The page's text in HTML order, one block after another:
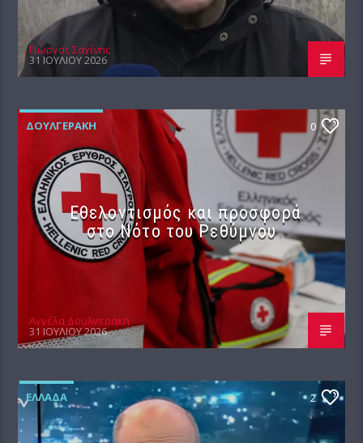
Γιώργος Σαχίνης
31 ΙΟΥΛΊΟΥ 2026
ΔΟΥΛΓΕΡΆΚΗ 0
Εθελοντισμός και προσφορά
στο Νότο του Ρεθύμνου
Αγγέλα Δουλγεράκη
31 ΙΟΥΛΊΟΥ 2026
ΕΛΛΆΔΑ 2